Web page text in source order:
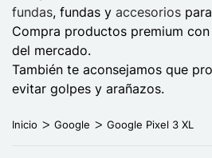
fundas, fundas y accesorios
Compra productos premium
del mercado.
También te aconsejamos que
evitar golpes y arañazos.
Inicio Google Google Pixel 3 XL